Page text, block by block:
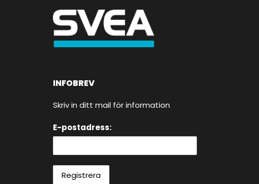
INFOBREV
Skriv in ditt mail för information
E-postadress: